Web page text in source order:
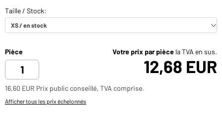
Pièce Votre prix par pièce la TVA en sus.
12,68 EUR
16,60 EUR Prix public conseillé, TVA comprise.
Afficher tous les prix échelonnés